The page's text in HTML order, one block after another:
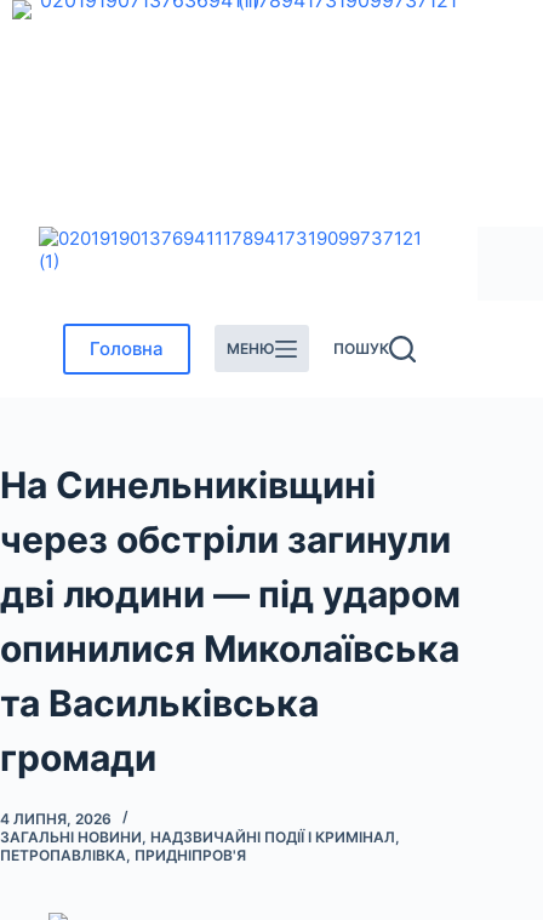
Перейти
Головна МЕНЮ ПОШУК
На Синельниківщині
через обстріли загинули
дві людини — під ударом
опинилися Миколаївська
та Васильківська
громади
4 ЛИПНЯ, 2026
ЗАГАЛЬНІ НОВИНИ, НАДЗВИЧАЙНІ ПОДІЇ І КРИМІНАЛ,
ПЕТРОПАВЛІВКА, ПРИДНІПРОВ'Я